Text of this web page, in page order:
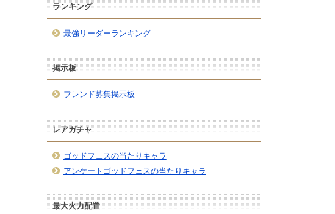
ランキング
最強リーダーランキング
掲示板
フレンド募集掲示板
レアガチャ
ゴッドフェスの当たりキャラ
アンケートゴッドフェスの当たりキャラ
最大火力配置